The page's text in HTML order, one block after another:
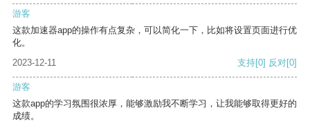
游客
这款加速器app的操作有点复杂，可以简化一下，比如将设置页面进行优
化。
2023-12-11
支持[0] 反对[0]
游客
这款app的学习氛围很浓厚，能够激励我不断学习，让我能够取得更好的
成绩。